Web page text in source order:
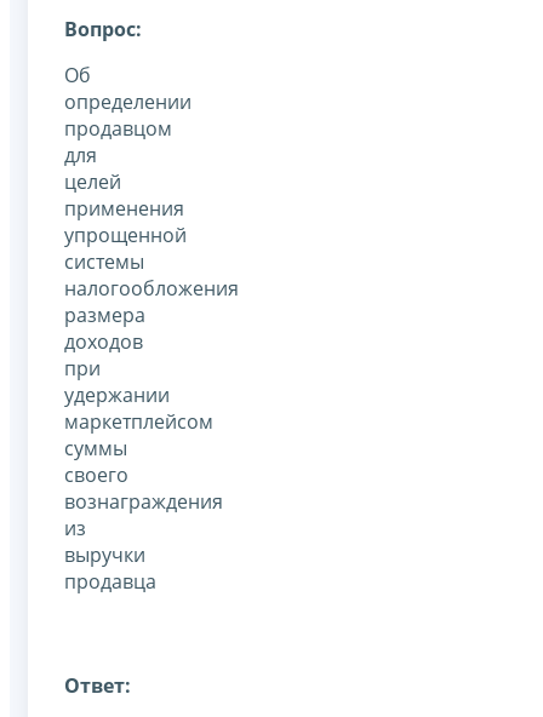
Вопрос:
Об
определении
продавцом
для
целей
применения
упрощенной
системы
налогообложения
размера
доходов
при
удержании
маркетплейсом
суммы
своего
вознаграждения
из
выручки
продавца
Ответ: